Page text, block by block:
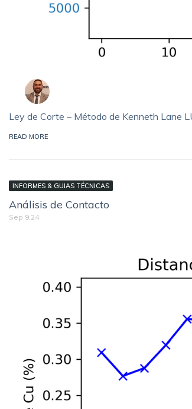
Ley de Corte – Método de Kenneth Lane
READ MORE
INFORMES & GUIAS TÉCNICAS
Análisis de Contacto
Sep 9,24